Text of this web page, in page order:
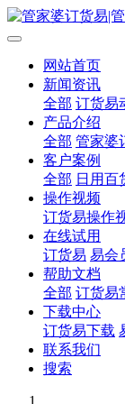
网站首页
新闻资讯
全部 订货易
产品介绍
全部 管家婆
客户案例
全部 日用百
操作视频
订货易操作
在线试用
订货易 易会
帮助文档
全部 订货易
下载中心
订货易下载
联系我们
搜索